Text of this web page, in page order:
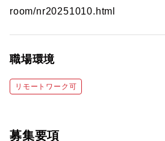
room/nr20251010.html
職場環境
リモートワーク可
募集要項